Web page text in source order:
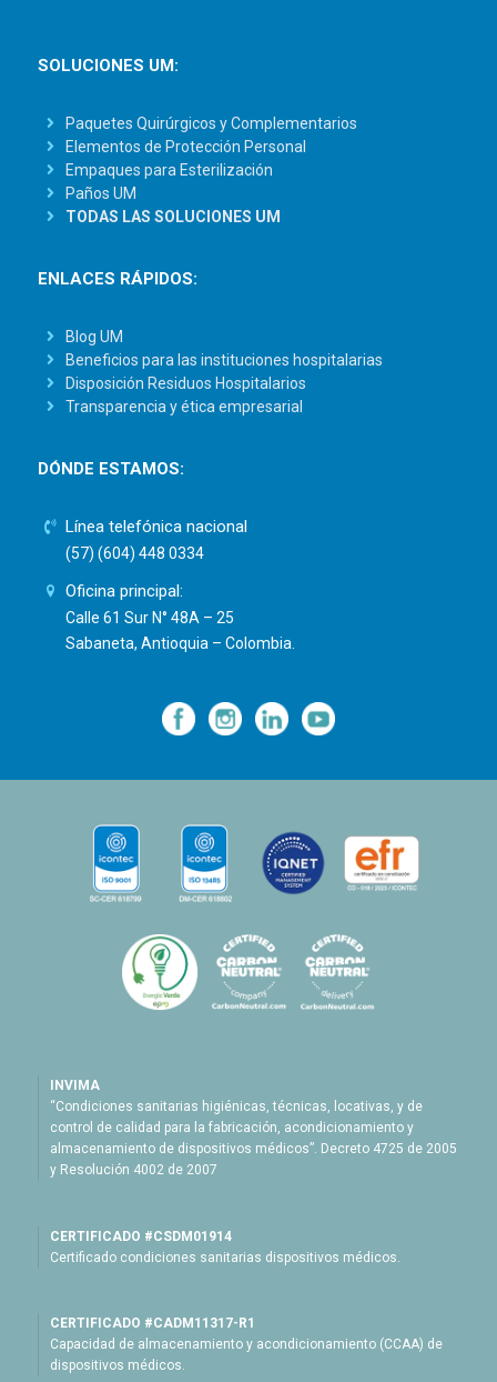
SOLUCIONES UM:
Paquetes Quirúrgicos y Complementarios
Elementos de Protección Personal
Empaques para Esterilización
Paños UM
TODAS LAS SOLUCIONES UM
ENLACES RÁPIDOS:
Blog UM
Beneficios para las instituciones hospitalarias
Disposición Residuos Hospitalarios
Transparencia y ética empresarial
DÓNDE ESTAMOS:
Línea telefónica nacional
(57) (604) 448 0334
Oficina principal:
Calle 61 Sur N° 48A – 25
Sabaneta, Antioquia – Colombia.
— — —
INVIMA
“Condiciones sanitarias higiénicas, técnicas, locativas, y de
control de calidad para la fabricación, acondicionamiento y
almacenamiento de dispositivos médicos”. Decreto 4725 de 2005
y Resolución 4002 de 2007
CERTIFICADO #CSDM01914
Certificado condiciones sanitarias dispositivos médicos.
CERTIFICADO #CADM11317-R1
Capacidad de almacenamiento y acondicionamiento (CCAA) de
dispositivos médicos.